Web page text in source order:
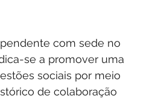
com sede no
se a promover uma
sociais por meio
de colaboração